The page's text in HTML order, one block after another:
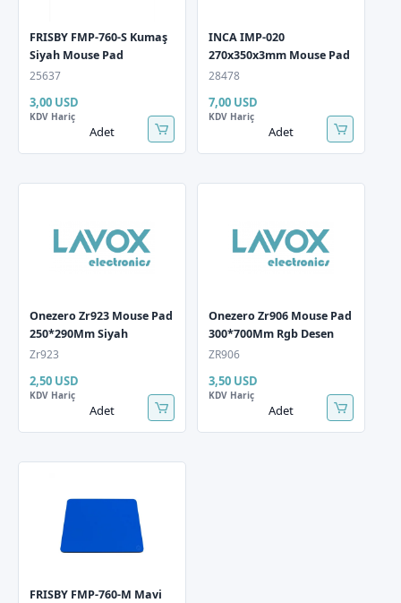
FRISBY FMP-760-S Kumaş
Siyah Mouse Pad
25637
3,00 USD
KDV Hariç
Adet
INCA IMP-020
270x350x3mm Mouse Pad
28478
7,00 USD
KDV Hariç
Adet
Onezero Zr923 Mouse Pad
250*290Mm Siyah
Zr923
2,50 USD
KDV Hariç
Adet
Onezero Zr906 Mouse Pad
300*700Mm Rgb Desen
ZR906
3,50 USD
KDV Hariç
Adet
FRISBY FMP-760-M Mavi